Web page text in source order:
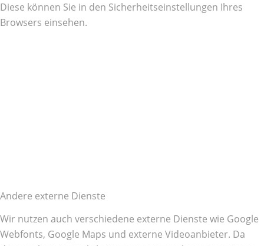
Diese können Sie in den Sicherheitseinstellungen Ihres
Browsers einsehen.
Andere externe Dienste
Wir nutzen auch verschiedene externe Dienste wie Google
Webfonts, Google Maps und externe Videoanbieter. Da